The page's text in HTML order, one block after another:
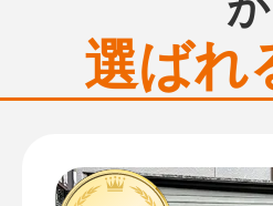
選ばれ